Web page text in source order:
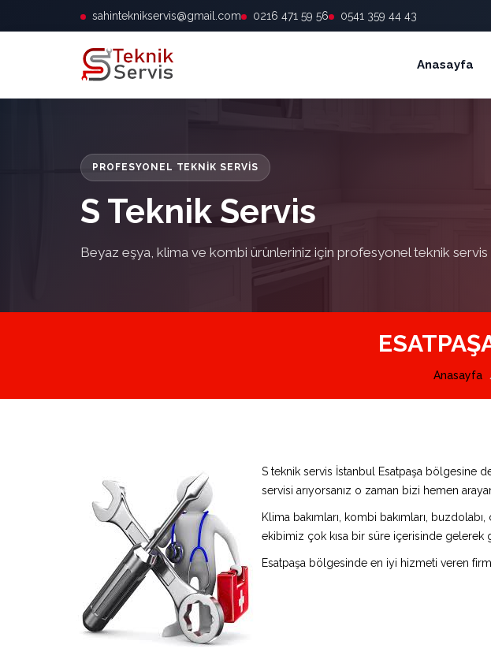
sahinteknikservis@gmail.com 0216 471 59 56 0541 359 44 43
Anasayfa
PROFESYONEL TEKNIK SERVIS
S Teknik Servis
Beyaz eşya, klima ve kombi ürünleriniz için profesyonel teknik servis
Anasayfa
S teknik servis İstanbul Esatpaşa bölgesine
servisi arıyorsanız o zaman bizi hemen
Klima bakımları, kombi bakımları,
ekibimiz çok kısa bir süre içerisinde gelerek
Esatpaşa bölgesinde en iyi hizmeti veren